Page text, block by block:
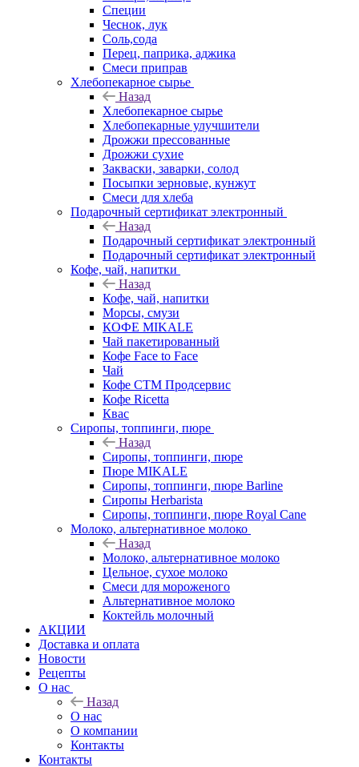
Специи
Чеснок, лук
Соль,сода
Перец, паприка, аджика
Смеси приправ
Хлебопекарное сырье
Назад
Хлебопекарное сырье
Хлебопекарные улучшители
Дрожжи прессованные
Дрожжи сухие
Закваски, заварки, солод
Посыпки зерновые, кунжут
Смеси для хлеба
Подарочный сертификат электронный
Назад
Подарочный сертификат электронный
Подарочный сертификат электронный
Кофе, чай, напитки
Назад
Кофе, чай, напитки
Морсы, смузи
КОФЕ MIKALE
Чай пакетированный
Кофе Face to Face
Чай
Кофе СТМ Продсервис
Кофе Ricetta
Квас
Сиропы, топпинги, пюре
Назад
Сиропы, топпинги, пюре
Пюре MIKALE
Сиропы, топпинги, пюре Barline
Сиропы Herbarista
Сиропы, топпинги, пюре Royal Cane
Молоко, альтернативное молоко
Назад
Молоко, альтернативное молоко
Цельное, сухое молоко
Смеси для мороженого
Альтернативное молоко
Коктейль молочный
АКЦИИ
Доставка и оплата
Новости
Рецепты
О нас
Назад
О нас
О компании
Контакты
Контакты